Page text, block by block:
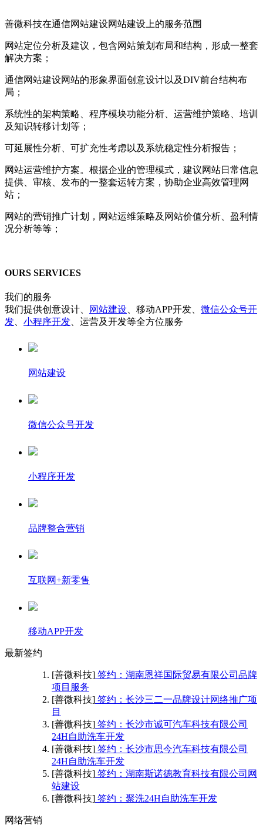
善微科技在通信网站建设网站建设上的服务范围
网站定位分析及建议，包含网站策划布局和结构，形成一整套
解决方案；
通信网站建设网站的形象界面创意设计以及DIV前台结构布
局；
系统性的架构策略、程序模块功能分析、运营维护策略、培训
及知识转移计划等；
可延展性分析、可扩充性考虑以及系统稳定性分析报告；
网站运营维护方案。根据企业的管理模式，建议网站日常信息
提供、审核、发布的一整套运转方案，协助企业高效管理网
站；
网站的营销推广计划，网站运维策略及网站价值分析、盈利情
况分析等等；
OURS SERVICES
我们的服务
我们提供创意设计、
网站建设 、移动APP开发、 微信公众号开
发
小程序开发 、运营及开发等全方位服务
网站建设
微信公众号开发
小程序开发
品牌整合营销
互联网+新零售
移动APP开发
最新签约
[善微科技] 签约：湖南恩祥国际贸易有限公司品牌
项目服务
[善微科技] 签约：长沙三二一品牌设计网络推广项
目
[善微科技] 签约：长沙市诚可汽车科技有限公司
24H自助洗车开发
[善微科技] 签约：长沙市思今汽车科技有限公司
24H自助洗车开发
[善微科技] 签约：湖南斯诺德教育科技有限公司网
站建设
[善微科技] 签约：聚洗24H自助洗车开发
网络营销